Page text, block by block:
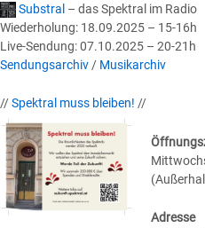
Substral – das Spektral im Radio
Wiederholung: 18.09.2025 – 15-16h
Live-Sendung: 07.10.2025 – 20-21h
Sendungsarchiv / Musikarchiv
//Spektral muss bleiben! //
Adresse